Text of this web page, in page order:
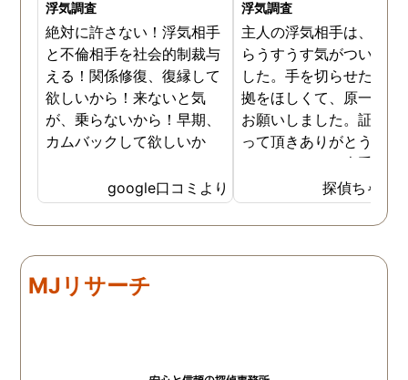
う力を与えてくれた旭法さ
んには感謝しています。
浮気調査
絶対に許さない！浮気相手
と不倫相手を社会的制裁与
える！関係修復、復縁して
欲しいから！来ないと気
が、乗らないから！早期、
カムバックして欲しいか
google口コミより
浮気調査
主人の浮気相手は、以前
らうすうす気がついてい
した。手を切らせたくて
拠をほしくて、原一さん
お願いしました。証拠を
って頂きありがとうござ
ました。やはり大手の会
は違いますね。探偵ちゃん
MJリサーチ